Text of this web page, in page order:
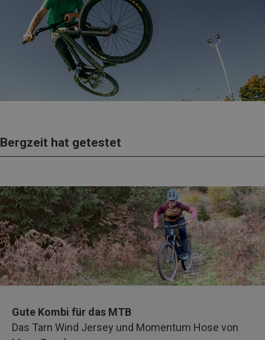
Bergzeit hat getestet
Gute Kombi für das MTB
Das Tarn Wind Jersey und Momentum Hose von